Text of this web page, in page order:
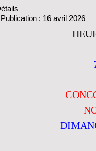
Publication : 16 avril 2026